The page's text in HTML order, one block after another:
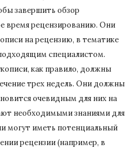
завершить обзор
время рецензированию. Они
на рецензию, в тематике
специалистом.
как правило, должны
трех недель. Они должны
очевидным для них на
необходимыми знаниями для
могут иметь потенциальный
рецензии (например, в